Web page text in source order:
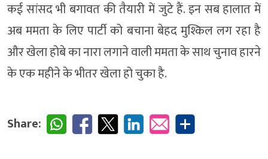
कई सांसद भी बगावत की तैयारी में जुटे हैं. इन सब हालात में
अब ममता के लिए पार्टी को बचाना बेहद मुश्किल लग रहा है
और खेला होबे का नारा लगाने वाली ममता के साथ चुनाव हारने
के एक महीने के भीतर खेला हो चुका है.
Share: